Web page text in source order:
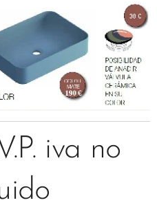
iva no